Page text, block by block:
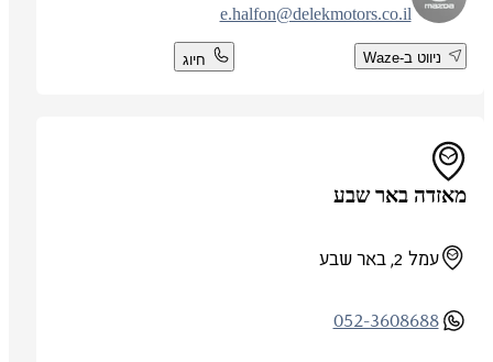
e.halfon@delekmotors.co.il
ניווט ב-Waze חיוג
מאזדה באר שבע
עמל 2, באר שבע
052-3608688